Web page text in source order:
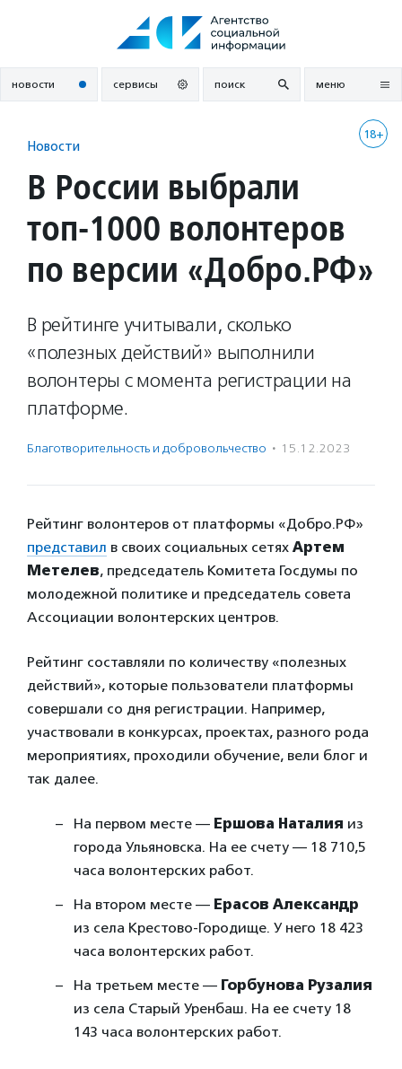
новости сервисы поиск меню
18+
Новости
В России выбрали
топ-1000 волонтеров
по версии «Добро.РФ»
В рейтинге учитывали, сколько
«полезных действий» выполнили
волонтеры с момента регистрации на
платформе.
Благотвори­тель­ность и доброволь­чест­во · 15.12.2023
Рейтинг волонтеров от платформы «Добро.РФ»
представил в своих социальных сетях Артем
Метелев, председатель Комитета Госдумы по
молодежной политике и председатель совета
Ассоциации волонтерских центров.
Рейтинг составляли по количеству «полезных
действий», которые пользователи платформы
совершали со дня регистрации. Например,
участвовали в конкурсах, проектах, разного рода
мероприятиях, проходили обучение, вели блог и
так далее.
На первом месте — Ершова Наталия из
города Ульяновска. На ее счету — 18 710,5
часа волонтерских работ.
На втором месте — Ерасов Александр
из села Крестово-Городище. У него 18 423
часа волонтерских работ.
На третьем месте — Горбунова Рузалия
из села Старый Уренбаш. На ее счету 18
143 часа волонтерских работ.